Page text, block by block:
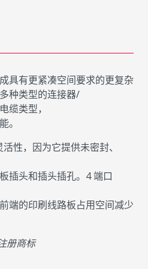
具有更紧凑空间要求的更复杂
种类型的连接器/
缆类型，
。
性，因为它提供未密封、
插头和插头插孔。4 端口
端的印刷线路板占用空间减少
册商标